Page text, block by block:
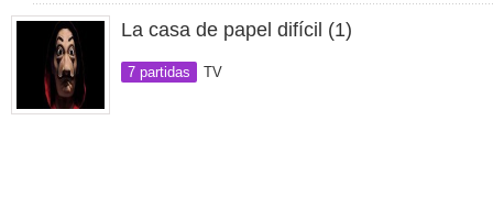
La casa de papel difícil (1)
7 partidas TV